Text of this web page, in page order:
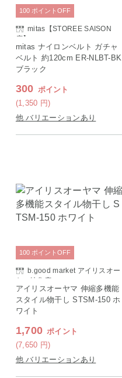
mitas【STOREE SAISON
店】
mitas ナイロンベルト ガチャ
ベルト 約120cm ER-NLBT-BK
ブラック
300 ポイント
(1,350 円)
100 ポイント OFF
他 バリエーションあり
b.good market アイリスオー
ヤマ特集店
アイリスオーヤマ 伸縮多機能
スタイル物干し STSM-150 ホ
ワイト
1,700 ポイント
(7,650 円)
100 ポイント OFF
他 バリエーションあり